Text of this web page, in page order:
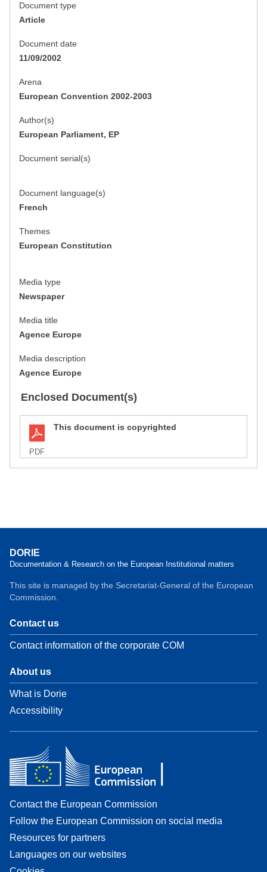
Document type
Article
Document date
11/09/2002
Arena
European Convention 2002-2003
Author(s)
European Parliament, EP
Document serial(s)
Document language(s)
French
Themes
European Constitution
Media type
Newspaper
Media title
Agence Europe
Media description
Agence Europe
Enclosed Document(s)
PDF
This document is copyrighted
DORIE
Documentation & Research on the European Institutional matters
This site is managed by the Secretariat-General of the European
Commission.
Contact us
Contact information of the corporate COM
About us
What is Dorie
Accessibility
Contact the European Commission
Follow the European Commission on social media
Resources for partners
Languages on our websites